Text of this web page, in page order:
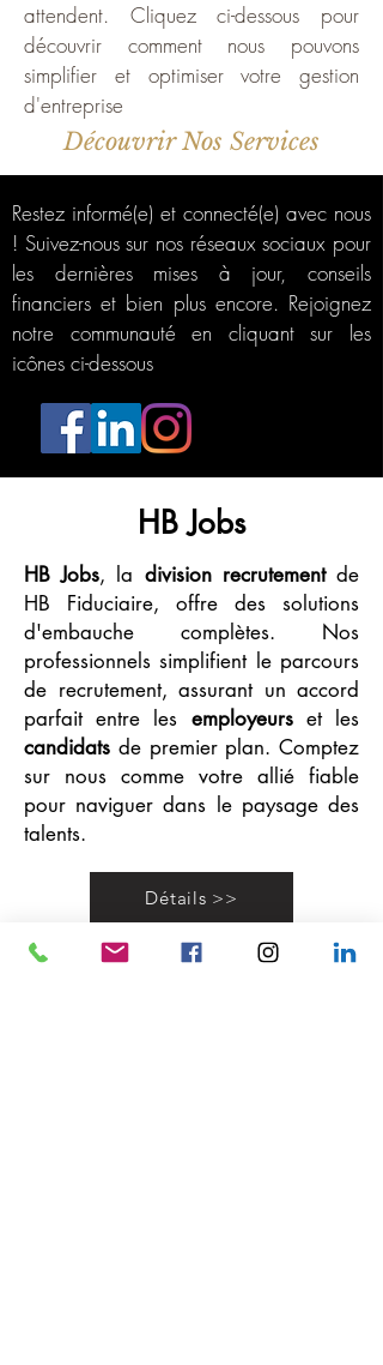
attendent. Cliquez ci-dessous pour
découvrir comment nous pouvons
simplifier et optimiser votre gestion
d'entreprise
Découvrir Nos Services
Restez informé(e) et connecté(e) avec nous
! Suivez-nous sur nos réseaux sociaux pour
les dernières mises à jour, conseils
financiers et bien plus encore. Rejoignez
notre communauté en cliquant sur les
icônes ci-dessous
HB Jobs
HB Jobs, la division recrutementde
HB Fiduciaire, offre des solutions
d'embauche complètes. Nos
professionnels simplifient le parcours
de recrutement, assurant un accord
parfait entre les employeurs et les
candidats de premier plan. Comptez
sur nous comme votre allié fiable
pour naviguer dans le paysage des
talents.
Détails >>